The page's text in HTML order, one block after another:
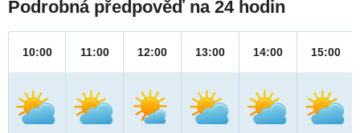
Podrobná předpověď na 24 hodin
10:00 11:00 12:00 13:00 14:00 15:00